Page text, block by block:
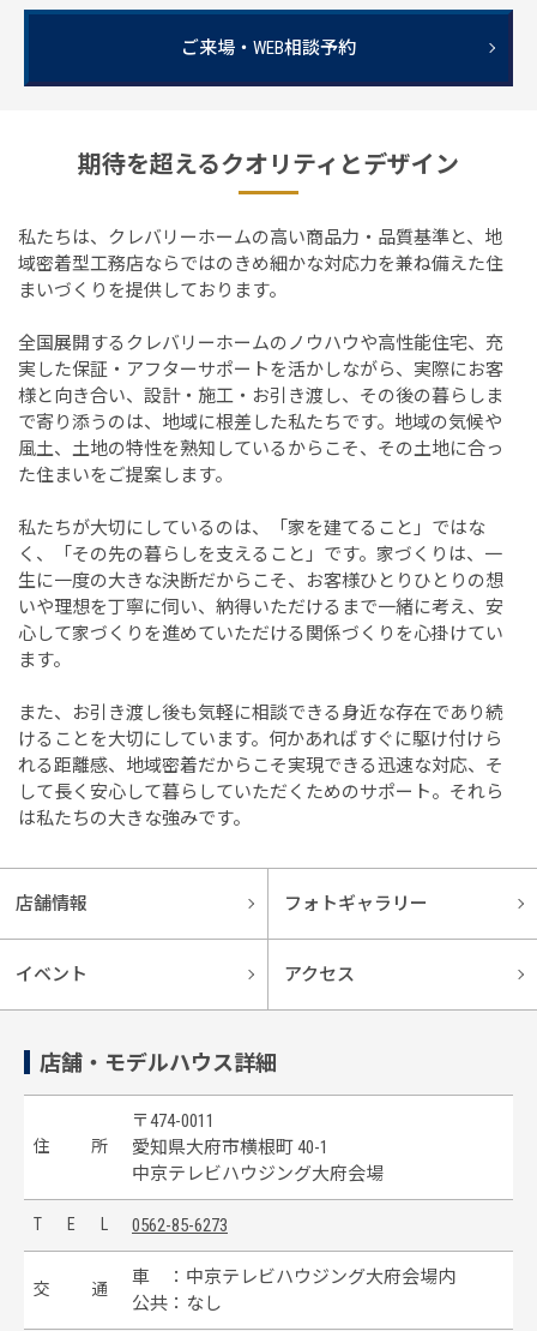
ご来場・WEB相談予約
期待を超えるクオリティとデザイン
私たちは、クレバリーホームの高い商品力・品質基準と、地
域密着型工務店ならではのきめ細かな対応力を兼ね備えた住
まいづくりを提供しております。
全国展開するクレバリーホームのノウハウや高性能住宅、充
実した保証・アフターサポートを活かしながら、実際にお客
様と向き合い、設計・施工・お引き渡し、その後の暮らしま
で寄り添うのは、地域に根差した私たちです。地域の気候や
風土、土地の特性を熟知しているからこそ、その土地に合っ
た住まいをご提案します。
私たちが大切にしているのは、「家を建てること」ではな
く、「その先の暮らしを支えること」です。家づくりは、一
生に一度の大きな決断だからこそ、お客様ひとりひとりの想
いや理想を丁寧に伺い、納得いただけるまで一緒に考え、安
心して家づくりを進めていただける関係づくりを心掛けてい
ます。
また、お引き渡し後も気軽に相談できる身近な存在であり続
けることを大切にしています。何かあればすぐに駆け付けら
れる距離感、地域密着だからこそ実現できる迅速な対応、そ
して長く安心して暮らしていただくためのサポート。それら
は私たちの大きな強みです。
店舗情報 フォトギャラリー
イベント アクセス
店舗・モデルハウス詳細
住 所
〒474-0011
愛知県大府市横根町 40-1
中京テレビハウジング大府会場
T E 0562-85-6273
交 通
車 ：中京テレビハウジング大府会場内
公共：なし